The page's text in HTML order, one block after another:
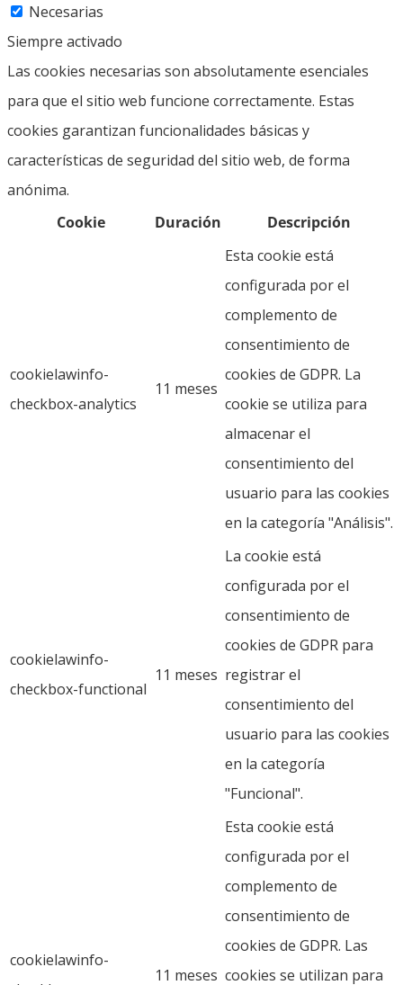
Necesarias
Siempre activado
Las cookies necesarias son absolutamente esenciales
para que el sitio web funcione correctamente. Estas
cookies garantizan funcionalidades básicas y
características de seguridad del sitio web, de forma
anónima.
Cookie
Duración Descripción
cookielawinfo-
checkbox-analytics
11 meses
Esta cookie está
configurada por el
complemento de
consentimiento de
cookies de GDPR. La
cookie se utiliza para
almacenar el
consentimiento del
usuario para las cookies
en la categoría "Análisis".
cookielawinfo-
checkbox-functional
11 meses
La cookie está
configurada por el
consentimiento de
cookies de GDPR para
registrar el
consentimiento del
usuario para las cookies
en la categoría
"Funcional".
cookielawinfo-
11 meses
Esta cookie está
configurada por el
complemento de
consentimiento de
cookies de GDPR. Las
cookies se utilizan para